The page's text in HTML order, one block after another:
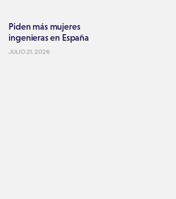
Piden más mujeres
ingenieras en España
JULIO 21, 2026